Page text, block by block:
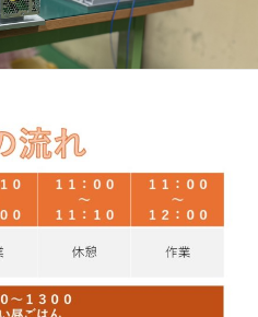
型事業所におすすめの方は？